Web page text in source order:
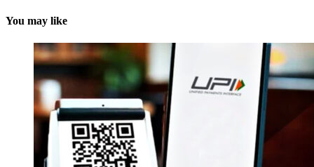
You may like